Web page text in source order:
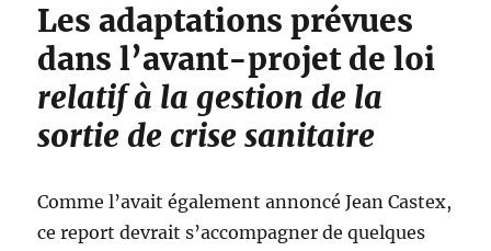
Les adaptations prévues
dans l’avant-projet de loi
relatif à la gestion de la
sortie de crise sanitaire
Comme l’avait également annoncé Jean Castex,
ce report devrait s’accompagner de quelques